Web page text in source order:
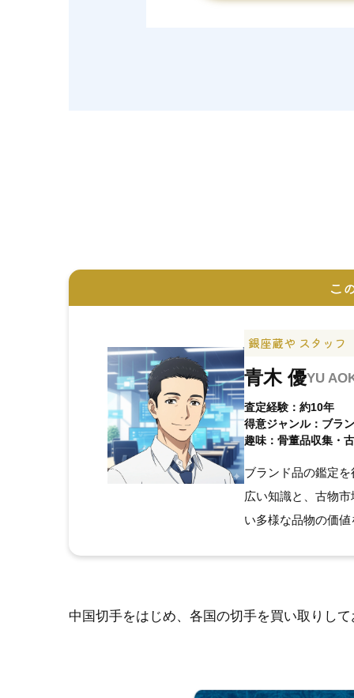
こ
銀座蔵や スタッフ
青木 優YU
査定経験：約10年
得意ジャンル：ブラ
趣味：骨董品収集・
ブランド品の鑑定
広い知識と、古物
い多様な品物の価
中国切手をはじめ、各国の切手を買い取りし